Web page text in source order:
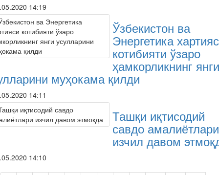
14:19
Ўзбекистон ва
Энергетика
котибияти ўзаро
ҳамкорликнинг янги
муҳокама қилди
14:11
Ташқи иқтисодий
савдо амалиётлари
изчил давом
14:10